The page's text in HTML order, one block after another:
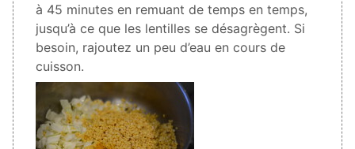
à 45 minutes en remuant de temps en temps,
jusqu’à ce que les lentilles se désagrègent. Si
besoin, rajoutez un peu d’eau en cours de
cuisson.